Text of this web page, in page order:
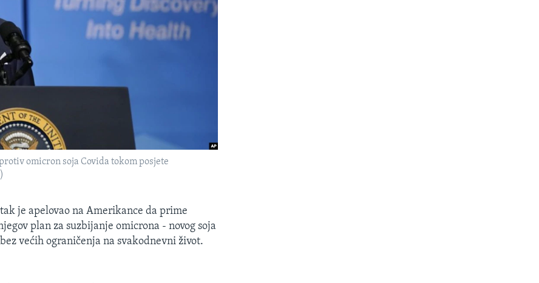
omicron soja Covida tokom posjete
je apelovao na Amerikance da prime
plan za suzbijanje omicrona - novog soja
većih ograničenja na svakodnevni život.